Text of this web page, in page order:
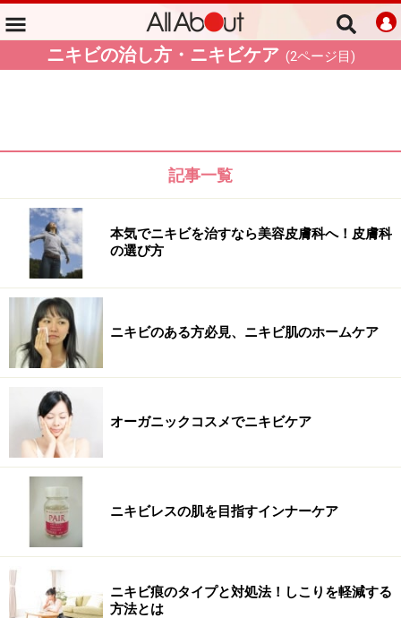
ニキビの治し方・ニキビケア (2ページ目)
記事一覧
本気でニキビを治すなら美容皮膚科へ！皮膚科
の選び方
ニキビのある方必見、ニキビ肌のホームケア
オーガニックコスメでニキビケア
ニキビレスの肌を目指すインナーケア
ニキビ痕のタイプと対処法！しこりを軽減する
方法とは